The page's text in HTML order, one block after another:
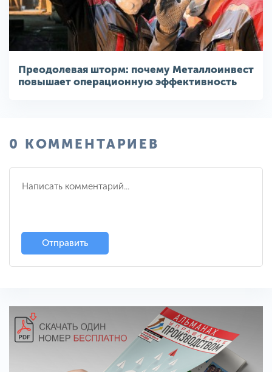
Преодолевая шторм: почему Металлоинвест
повышает операционную эффективность
0 КОММЕНТАРИЕВ
Отправить